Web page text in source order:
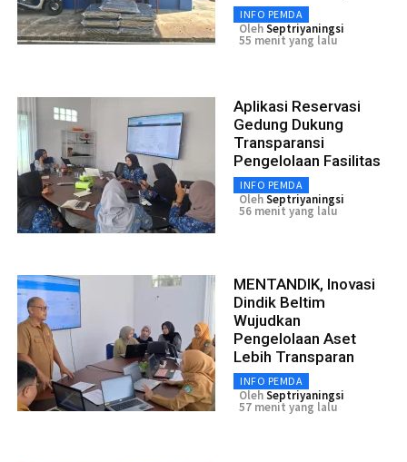
INFO PEMDA
OlehSeptriyaningsi
55 menit yang lalu
Aplikasi Reservasi
Gedung Dukung
Transparansi
Pengelolaan Fasilitas
INFO PEMDA
OlehSeptriyaningsi
56 menit yang lalu
MENTANDIK, Inovasi
Dindik Beltim
Wujudkan
Pengelolaan Aset
Lebih Transparan
INFO PEMDA
OlehSeptriyaningsi
57 menit yang lalu